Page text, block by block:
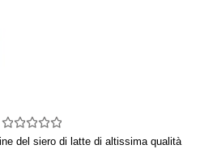
del siero di latte di altissima qualità